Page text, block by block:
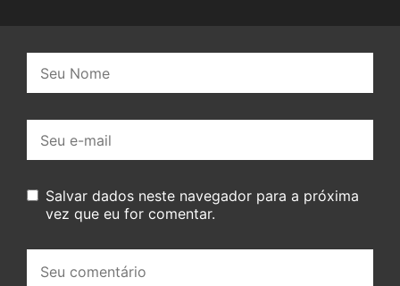
mail:
Salvar dados neste navegador para a próxima
vez que eu for comentar.
comentário: